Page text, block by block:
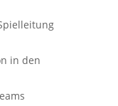
in den